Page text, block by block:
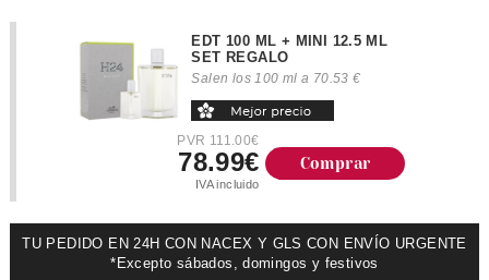
EDT 100 ML + MINI 12.5 ML
SET REGALO
Salen los 100 ml a 70.53 €
PVR 111.00€
78.99€
IVA incluido
Comprar
TU PEDIDO EN 24H CON NACEX Y GLS CON ENVÍO URGENTE
*Excepto sábados, domingos y festivos